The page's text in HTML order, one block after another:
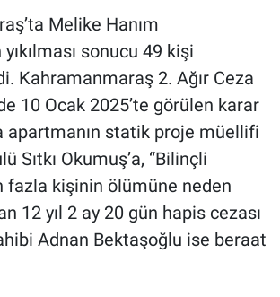
Melike Hanım
yıkılması sonucu 49 kişi
Kahramanmaraş 2. Ağır Ceza
10 Ocak 2025’te görülen karar
apartmanın statik proje müellifi
Sıtkı Okumuş’a, “Bilinçli
fazla kişinin ölümüne neden
12 yıl 2 ay 20 gün hapis cezası
Adnan Bektaşoğlu ise beraat